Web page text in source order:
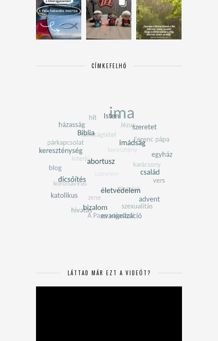
CÍMKEFELHŐ
LÁTTAD MÁR EZT A VIDEÓT?